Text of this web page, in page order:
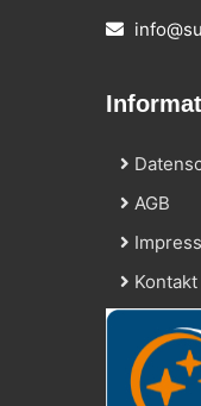
AGB
Kontakt